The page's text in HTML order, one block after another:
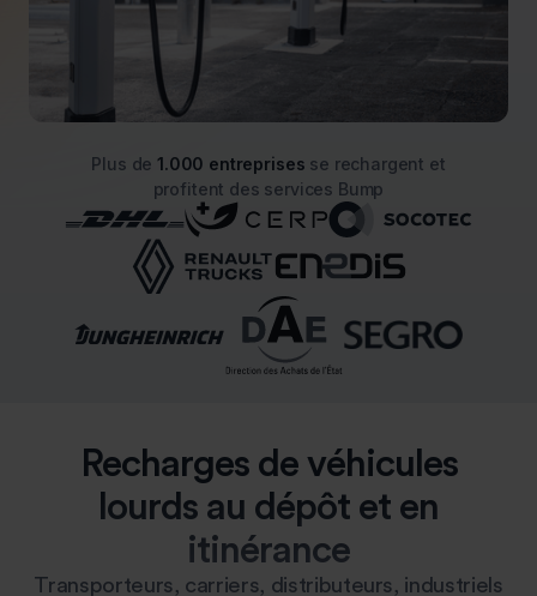
Plus de1.000 entreprises se rechargent et
profitent des services Bump
Recharges de véhicules
lourds au dépôt et en
itinérance
Transporteurs, carriers, distributeurs, industriels